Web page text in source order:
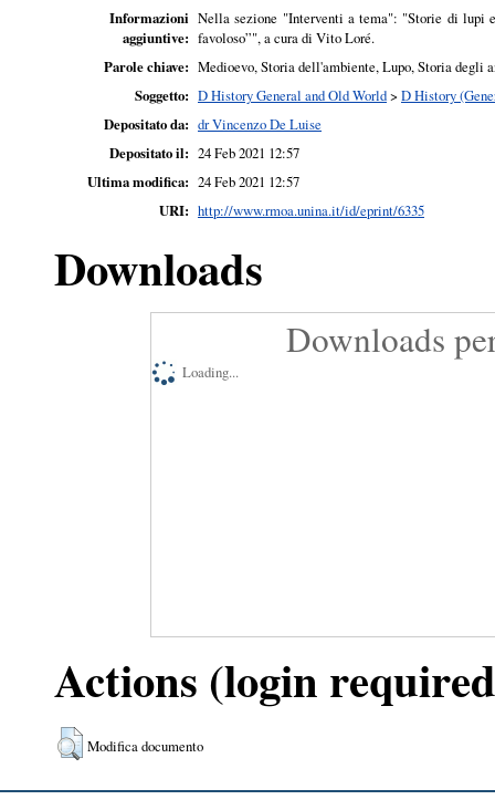
Informazioni
aggiuntive:
Nella sezione "Interventi a tema": "Storie di lupi
favoloso”", a cura di Vito Loré.
Parole chiave: Medioevo, Storia dell'ambiente, Lupo, Storia
Soggetto: D History General and Old World> D History
Depositato da: dr Vincenzo De Luise
Depositato il: 24 Feb 2021 12:57
Ultima modifica: 24 Feb 2021 12:57
URI: http://www.rmoa.unina.it/id/eprint/6335
Downloads
Downloads
Loading...
Actions (login
Modifica documento